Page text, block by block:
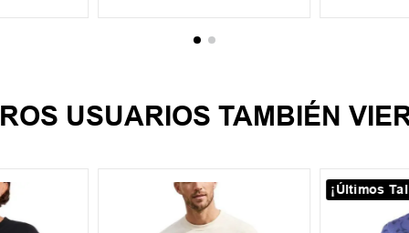
USUARIOS TAMBIÉN
¡Últimos